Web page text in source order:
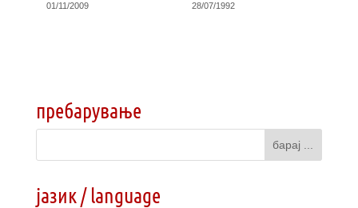
01/11/2009 28/07/1992
пребарување
јазик / language